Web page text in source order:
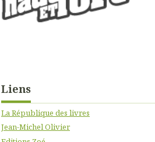
Liens
La République des livres
Jean-Michel Olivier